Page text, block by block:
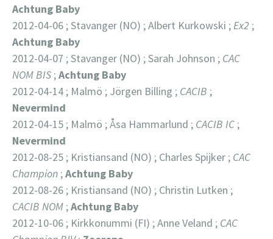
Achtung Baby
2012-04-06 ; Stavanger (NO) ; Albert Kurkowski ;Ex2 ;
Achtung Baby
2012-04-07 ; Stavanger (NO) ; Sarah Johnson ; CAC
NOM BIS ;Achtung Baby
2012-04-14 ; Malmö ; Jörgen Billing ; CACIB ;
Nevermind
2012-04-15 ; Malmö ; Åsa Hammarlund ; CACIB IC ;
Nevermind
2012-08-25 ; Kristiansand (NO) ; Charles Spijker ; CAC
Champion ;Achtung Baby
2012-08-26 ; Kristiansand (NO) ; Christin Lutken ;
CACIB NOM ;Achtung Baby
2012-10-06 ; Kirkkonummi (FI) ; Anne Veland ; CAC